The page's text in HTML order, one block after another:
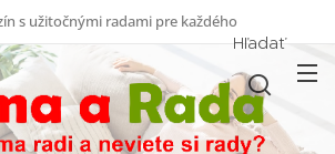
s užitočnými radami pre každého
Hľadať